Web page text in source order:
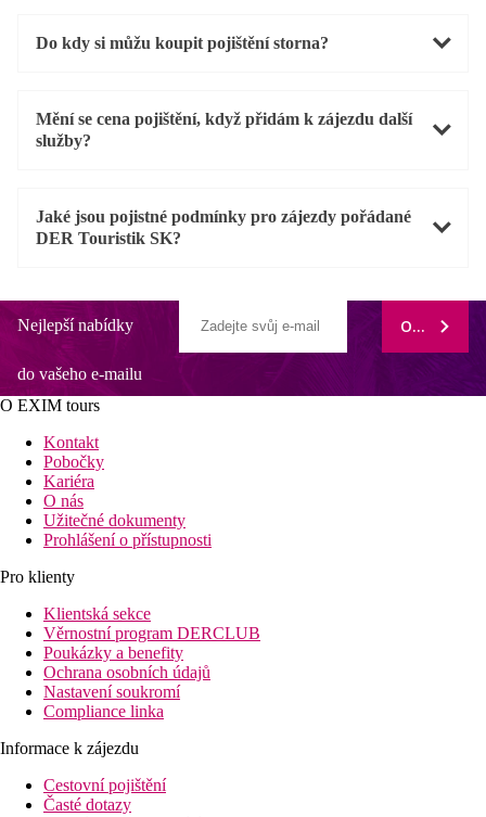
Do kdy si můžu koupit pojištění storna?
Mění se cena pojištění, když přidám k zájezdu další
služby?
Jaké jsou pojistné podmínky pro zájezdy pořádané
DER Touristik SK?
Nejlepší nabídky
do vašeho e-mailu
ODEBÍRAT
O EXIM tours
Kontakt
Pobočky
Kariéra
O nás
Užitečné dokumenty
Prohlášení o přístupnosti
Pro klienty
Klientská sekce
Věrnostní program DERCLUB
Poukázky a benefity
Ochrana osobních údajů
Nastavení soukromí
Compliance linka
Informace k zájezdu
Cestovní pojištění
Časté dotazy